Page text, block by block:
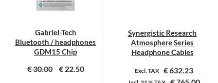
Gabriel-Tech
Bluetooth / headphones
GDM15 Chip
€30.00 €22.50
Synergistic Research
Atmosphere Series
Headphone Cables
Excl. TAX €632.23